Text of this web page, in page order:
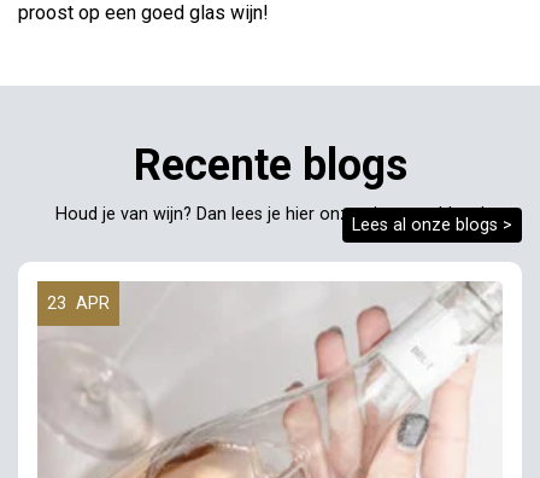
proost op een goed glas wijn!
Recente blogs
Houd je van wijn? Dan lees je hier onze nieuwste blogs!
Lees al onze blogs >
23 APR